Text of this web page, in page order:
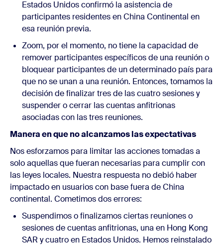
Estados Unidos confirmó la asistencia de
participantes residentes en China Continental en
esa reunión previa.
Zoom, por el momento, no tiene la capacidad de
remover participantes específicos de una reunión o
bloquear participantes de un determinado país para
que no se unan a una reunión. Entonces, tomamos la
decisión de finalizar tres de las cuatro sesiones y
suspender o cerrar las cuentas anfitrionas
asociadas con las tres reuniones.
Manera en que no alcanzamos las expectativas
Nos esforzamos para limitar las acciones tomadas a
solo aquellas que fueran necesarias para cumplir con
las leyes locales. Nuestra respuesta no debió haber
impactado en usuarios con base fuera de China
continental. Cometimos dos errores:
Suspendimos o finalizamos ciertas reuniones o
sesiones de cuentas anfitrionas, una en Hong Kong
SAR y cuatro en Estados Unidos. Hemos reinstalado